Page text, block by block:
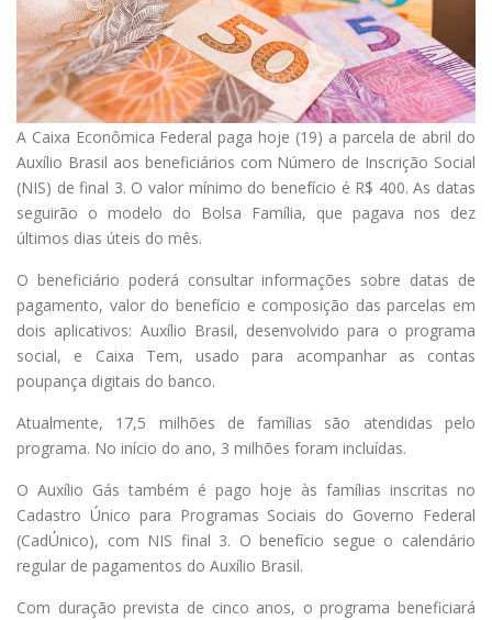
A Caixa Econômica Federal paga hoje (19) a parcela de abril do
Auxílio Brasil aos beneficiários com Número de Inscrição Social
(NIS) de final 3. O valor mínimo do benefício é R$ 400. As datas
seguirão o modelo do Bolsa Família, que pagava nos dez
últimos dias úteis do mês.
O beneficiário poderá consultar informações sobre datas de
pagamento, valor do benefício e composição das parcelas em
dois aplicativos: Auxílio Brasil, desenvolvido para o programa
social, e Caixa Tem, usado para acompanhar as contas
poupança digitais do banco.
Atualmente, 17,5 milhões de famílias são atendidas pelo
programa. No início do ano, 3 milhões foram incluídas.
O Auxílio Gás também é pago hoje às famílias inscritas no
Cadastro Único para Programas Sociais do Governo Federal
(CadÚnico), com NIS final 3. O benefício segue o calendário
regular de pagamentos do Auxílio Brasil.
Com duração prevista de cinco anos, o programa beneficiará